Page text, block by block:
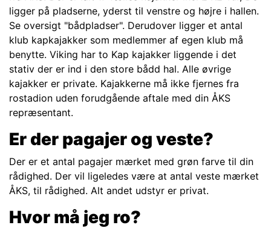
ligger på pladserne, yderst til venstre og højre i hallen.
Se oversigt "bådpladser". Derudover ligger et antal
klub kapkajakker som medlemmer af egen klub må
benytte. Viking har to Kap kajakker liggende i det
stativ der er ind i den store bådd hal. Alle øvrige
kajakker er private. Kajakkerne må ikke fjernes fra
rostadion uden forudgående aftale med din ÅKS
repræsentant.
Er der pagajer og veste?
Der er et antal pagajer mærket med grøn farve til din
rådighed. Der vil ligeledes være at antal veste mærket
ÅKS, til rådighed. Alt andet udstyr er privat.
Hvor må jeg ro?